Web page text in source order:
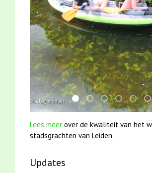
mei2021 1 snoekje elly
mei2021karper met
jun2021
Lees meer over de kwaliteit van het
stadsgrachten van Leiden.
Updates